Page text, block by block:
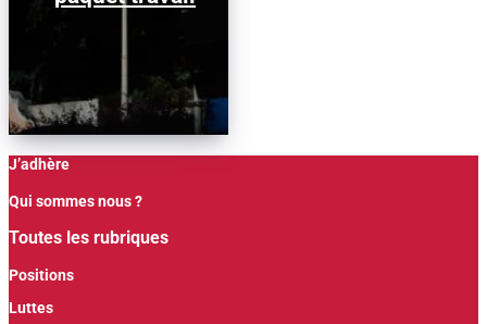
J’adhère
Qui sommes nous ?
Toutes les rubriques
Positions
Luttes